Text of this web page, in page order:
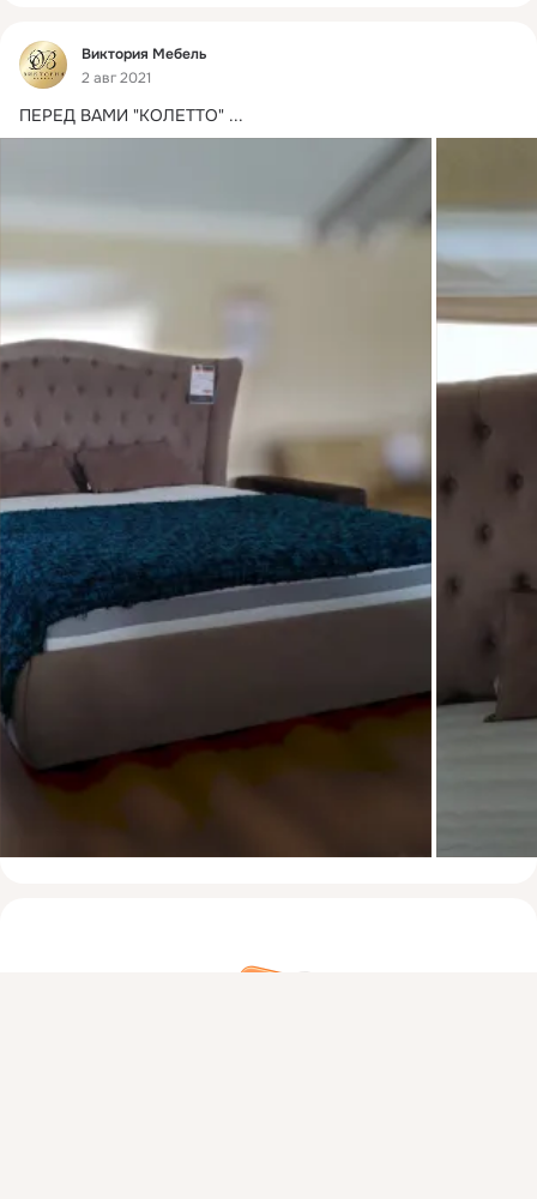
Фид
Виктория Мебель
2 авг 2021
ПЕРЕД ВАМИ "КОЛЕТТО" ...